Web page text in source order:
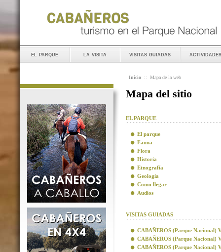
el parque la visita visitas guiadas actividades
Inicio :: Mapa de la web
Mapa del sitio
EL PARQUE
El parque
Fauna
Flora
Historia
Etnografía
Geología
Como llegar
Audios
VISITAS GUIADAS
CABAÑEROS (Parque Nacional)
CABAÑEROS (Parque Nacional)
CABAÑEROS (Parque Nacional)